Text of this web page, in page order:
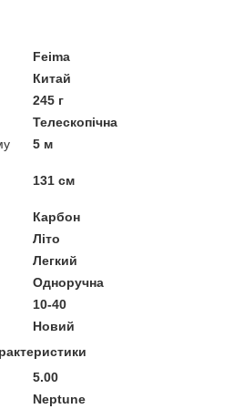
Feima
Китай
245 г
Телескопічна
5 м
131 см
Карбон
Літо
Легкий
Одноручна
10-40
Новий
5.00
Neptune